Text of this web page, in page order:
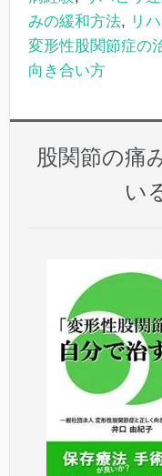
みの緩和方法, リ
変形性股関節症の
向き合い方
股関節の痛
い